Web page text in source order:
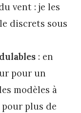
vent : je les
discrets sous
: en
pour un
modèles à
pour plus de